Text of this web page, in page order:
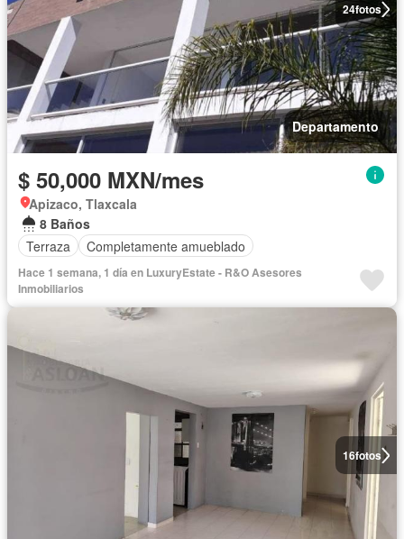
24fotos
Departamento
$ 50,000 MXN/mes
Apizaco, Tlaxcala
8 Baños
Terraza
Completamente amueblado
Hace 1 semana, 1 día en LuxuryEstate - R&O Asesores
Inmobiliarios
16fotos